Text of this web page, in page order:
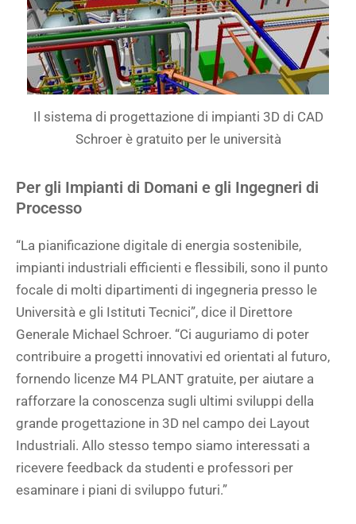
Il sistema di progettazione di impianti 3D di CAD
Schroer è gratuito per le università
Per gli Impianti di Domani e gli Ingegneri di
Processo
“La pianificazione digitale di energia sostenibile,
impianti industriali efficienti e flessibili, sono il punto
focale di molti dipartimenti di ingegneria presso le
Università e gli Istituti Tecnici”, dice il Direttore
Generale Michael Schroer. “Ci auguriamo di poter
contribuire a progetti innovativi ed orientati al futuro,
fornendo licenze M4 PLANT gratuite, per aiutare a
rafforzare la conoscenza sugli ultimi sviluppi della
grande progettazione in 3D nel campo dei Layout
Industriali. Allo stesso tempo siamo interessati a
ricevere feedback da studenti e professori per
esaminare i piani di sviluppo futuri.”